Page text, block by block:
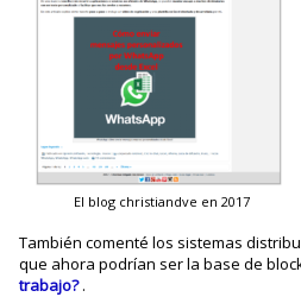
El blog christiandve en 2017
También comenté los sistemas
que ahora podrían ser la base de
trabajo?.